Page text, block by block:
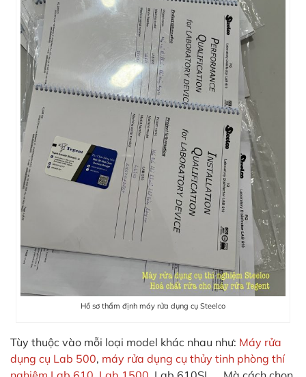
Hồ sơ thẩm định máy rửa dụng cụ Steelco
Tùy thuộc vào mỗi loại model khác nhau như: Máy rửa
dụng cụ Lab 500, máy rửa dụng cụ thủy tinh phòng thí